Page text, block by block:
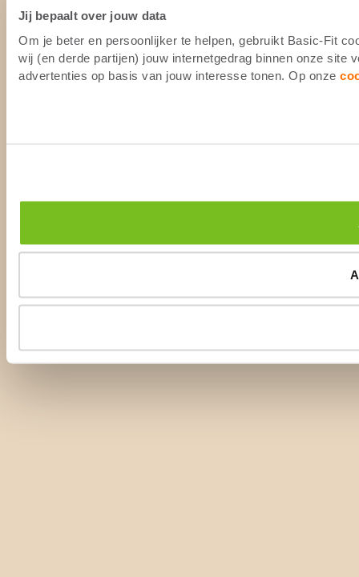
Jij bepaalt over jouw data
Om je beter en persoonlijker te helpen, gebruikt Basic-Fit
wij (en derde partijen) jouw internetgedrag binnen onze site
advertenties op basis van jouw interesse tonen. Op onze